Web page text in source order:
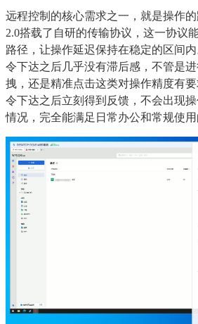
远程控制的核心需求之一，就是操作
2.0搭载了自研的传输协议，这一协议
路径，让操作延迟保持在稳定的区间
令下达之后几乎没有滞后感，不管是
拽，还是精准点击这类对操作精度有
令下达之后立刻得到反馈，不会出现
情况，完全能满足日常办公和常规使用